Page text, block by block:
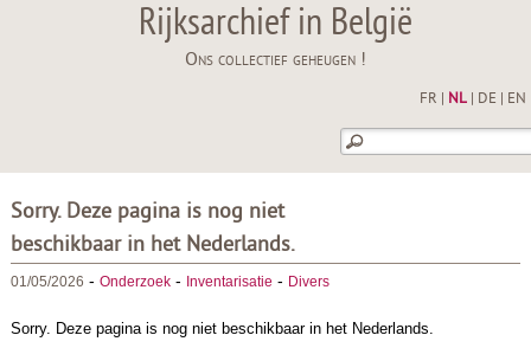
Rijksarchief in België
Ons collectief geheugen !
FR NL| DE EN
Sorry. Deze pagina is nog niet
beschikbaar in het Nederlands.
01/05/2026 - Onderzoek- Inventarisatie - Divers
Sorry. Deze pagina is nog niet beschikbaar in het Nederlands.